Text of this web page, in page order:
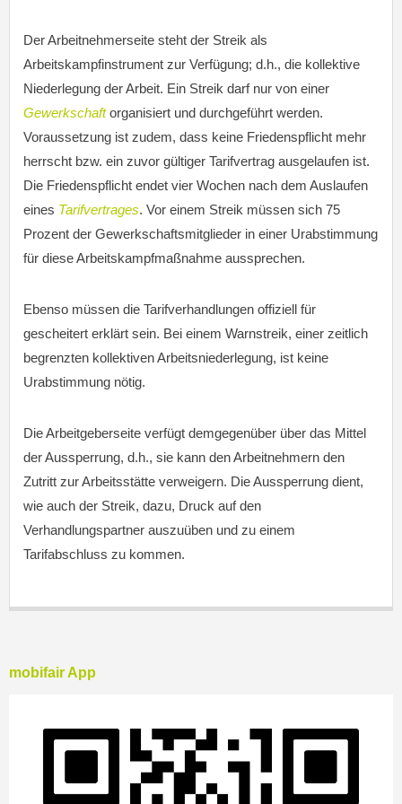
Der Arbeitnehmerseite steht der Streik als
Arbeitskampfinstrument zur Verfügung; d.h., die kollektive
Niederlegung der Arbeit. Ein Streik darf nur von einer
Gewerkschaftorganisiert und durchgeführt werden.
Voraussetzung ist zudem, dass keine Friedenspflicht mehr
herrscht bzw. ein zuvor gültiger Tarifvertrag ausgelaufen ist.
Die Friedenspflicht endet vier Wochen nach dem Auslaufen
eines Tarifvertrages. Vor einem Streik müssen sich 75
Prozent der Gewerkschaftsmitglieder in einer Urabstimmung
für diese Arbeitskampfmaßnahme aussprechen.
Ebenso müssen die Tarifverhandlungen offiziell für
gescheitert erklärt sein. Bei einem Warnstreik, einer zeitlich
begrenzten kollektiven Arbeitsniederlegung, ist keine
Urabstimmung nötig.
Die Arbeitgeberseite verfügt demgegenüber über das Mittel
der Aussperrung, d.h., sie kann den Arbeitnehmern den
Zutritt zur Arbeitsstätte verweigern. Die Aussperrung dient,
wie auch der Streik, dazu, Druck auf den
Verhandlungspartner auszuüben und zu einem
Tarifabschluss zu kommen.
mobifair App